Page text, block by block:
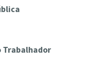
Trabalhador